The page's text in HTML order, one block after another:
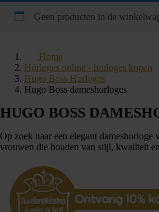
Geen producten in de
Home
Horloges online - horloges kopen
Hugo Boss Horloges
Hugo Boss dameshorloges
HUGO BOSS
Op zoek naar een elegant
vrouwen die houden van stijl, kwaliteit